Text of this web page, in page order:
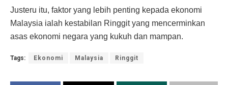
Justeru itu, faktor yang lebih penting kepada ekonomi
Malaysia ialah kestabilan Ringgit yang mencerminkan
asas ekonomi negara yang kukuh dan mampan.
Tags: Ekonomi Malaysia Ringgit